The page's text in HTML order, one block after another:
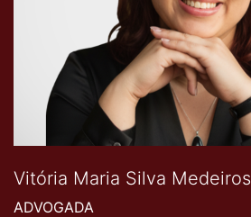
Vitória Maria Silva Medeiros
ADVOGADA